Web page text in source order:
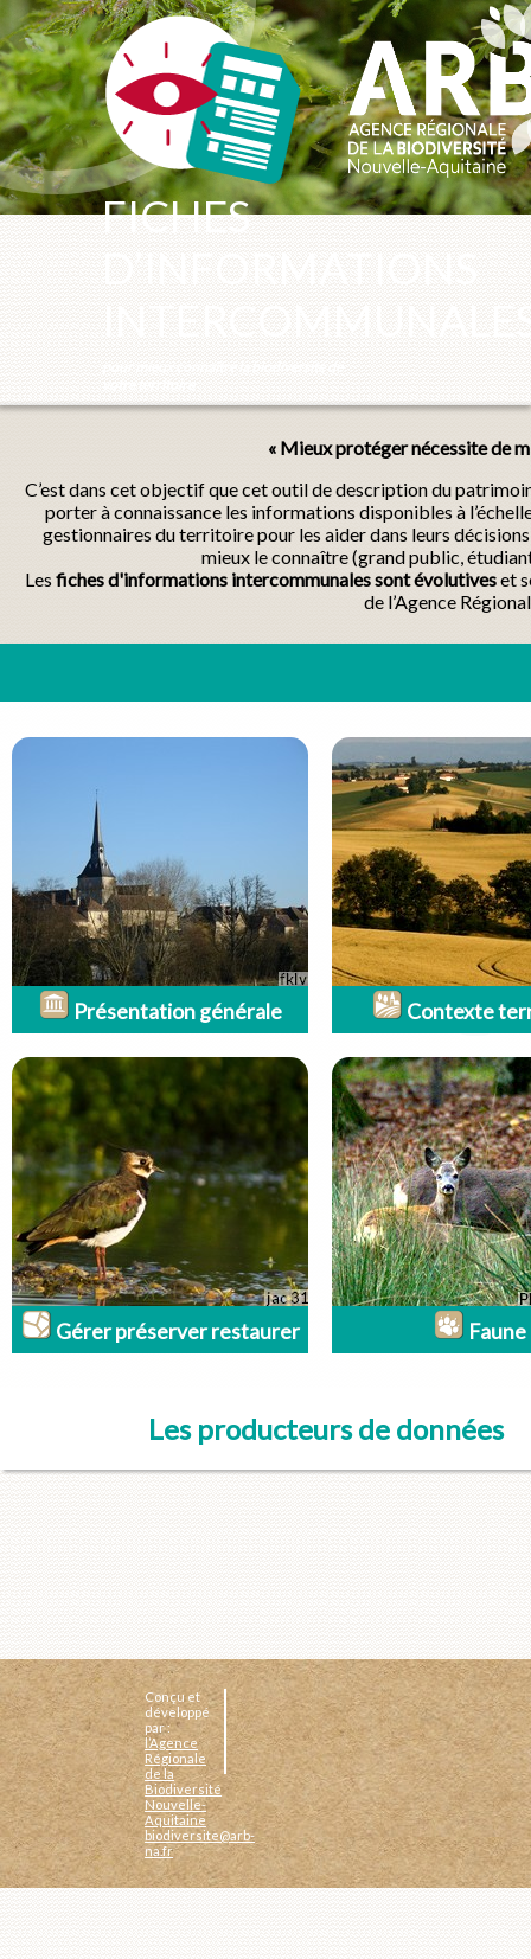
FICHES
« Mieux protéger nécessite de
C’est dans cet objectif que cet outil de description du
porter à connaissance les informations disponibles à
gestionnaires du territoire pour les aider dans leurs
mieux le connaître (grand public,
Les fiches d'informations intercommunales sont évolutiveset
de l’Agence
Présentation générale Contexte
Gérer préserver restaurer Faune
Les producteurs de données
Conçu et
développé
par :
l’Agence
Régionale
de la
Biodiversité
Nouvelle-
Aquitaine
biodiversite@arb-
na.fr
Panneau de gestion des cookies